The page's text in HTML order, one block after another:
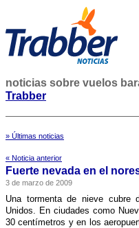
noticias sobre vuelos
Trabber
» Últimas noticias
« Noticia anterior
Fuerte nevada en el
3 de marzo de 2009
Una tormenta de nieve cubre
Unidos. En ciudades como
30 centí­metros y en los